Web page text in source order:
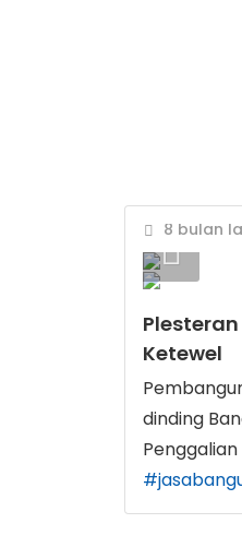
8 bulan
Ketewel
dinding